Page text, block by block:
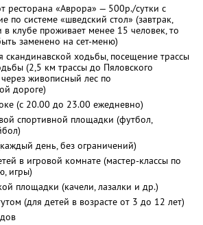
ресторана «Аврора» — 500р./сутки с
по системе «шведский стол» (завтрак,
в клубе проживает менее 15 человек, то
заменено на сет-меню)
скандинавской ходьбы, посещение трассы
(2,5 км трассы до Пяловского
живописный лес по
дороге)
(с 20.00 до 23.00 ежедневно)
спортивной площадки (футбол,
день, без ограничений)
в игровой комнате (мастер-классы по
игры)
площадки (качели, лазалки и др.)
(для детей в возрасте от 3 до 12 лет)